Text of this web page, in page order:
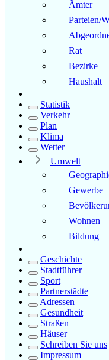
Ämter
Parteien/
Rat
Bezirke
Haushalt
Statistik
Verkehr
Plan
Klima
Wetter
Umwelt
Gewerbe
Wohnen
Bildung
Geschichte
Stadtführer
Sport
Partnerstädte
Adressen
Gesundheit
Straßen
Häuser
Schreiben Sie uns
Impressum